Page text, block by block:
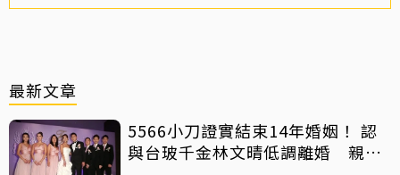
最新文章
5566小刀證實結束14年婚姻！ 認
與台玻千金林文晴低調離婚 親發